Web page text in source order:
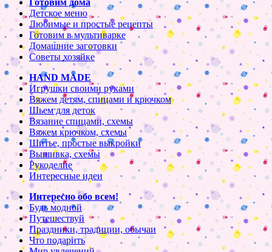
Готовим дома
Детское меню
Любимые и простые рецепты
Готовим в мультиварке
Домашние заготовки
Советы хозяйке
HAND MADE
Игрушки своими руками
Вяжем детям, спицами и крючком
Шьем для деток
Вязание спицами, схемы
Вяжем крючком, схемы
Шитье, простые выкройки
Вышивка, схемы
Рукоделие
Интересные идеи
Интересно обо всем!
Будь модной
Путешествуй
Праздники, традиции, обычаи
Что подарить